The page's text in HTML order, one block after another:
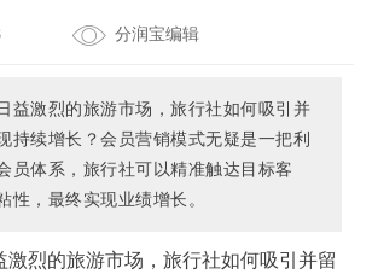
分润宝编辑
益激烈的旅游市场，旅行社如何吸引并
持续增长？会员营销模式无疑是一把利
员体系，旅行社可以精准触达目标客
性，最终实现业绩增长。
激烈的旅游市场，旅行社如何吸引并留